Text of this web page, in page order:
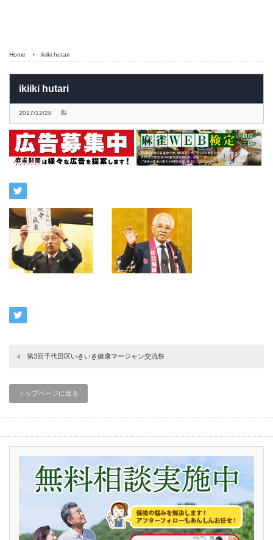
Home ikiiki hutari
ikiiki hutari
2017/12/28
第3回千代田区いきいき健康マージャン交流祭
トップページに戻る